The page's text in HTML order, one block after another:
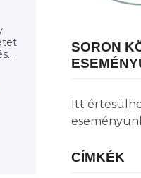
SORON
Itt
CÍMKÉK